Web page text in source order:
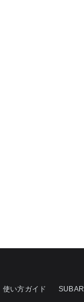
使い方ガイド